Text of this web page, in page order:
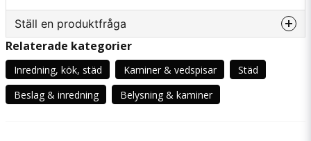
<div class="product_fact_wrapper">
<div class="product_fact"><span
class="product_fact_title col-md-6"> Längd </span>
<span class="product_fact_value col-md-6"> 65 cm
</span></div>
<div class="product_fact"><span
class="product_fact_title col-md-6"> Bredd </span>
Ställ en produktfråga
Fråga oss något om denna produkten...
Relaterade kategorier
Inredning, kök, städ Kaminer & vedspisar
Städ
Beslag & inredning
Belysning & kaminer